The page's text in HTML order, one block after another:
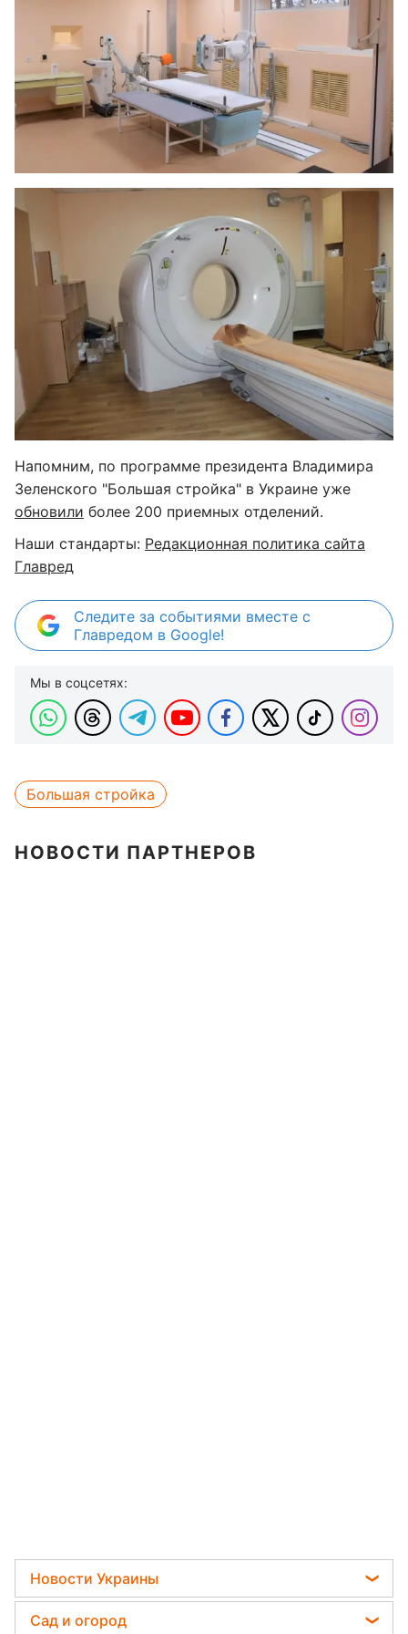
Напомним, по программе президента Владимира
Зеленского "Большая стройка" в Украине уже
обновили более 200 приемных отделений.
Наши стандарты: Редакционная политика сайта
Главред
Следите за событиями вместе с
Главредом в Google!
Мы в соцсетях:
Большая стройка
НОВОСТИ ПАРТНЕРОВ
Новости Украины
Мобилизация
Сад и огород